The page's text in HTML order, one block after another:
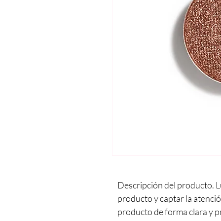
Descripción del producto.
producto y captar la
producto de forma clara y